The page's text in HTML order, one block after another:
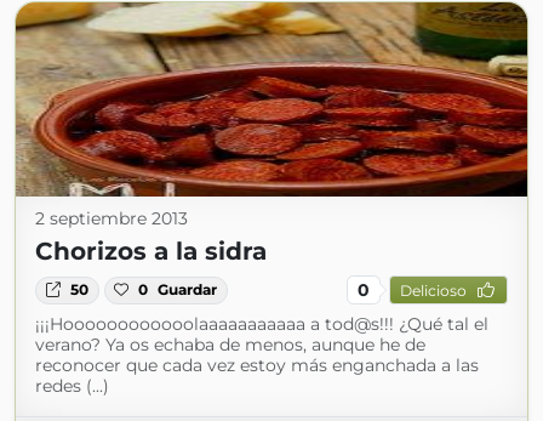
2 septiembre 2013
Chorizos a la sidra
50 0 Guardar 0 Delicioso
¡¡¡Hoooooooooooolaaaaaaaaaaa a tod@s!!! ¿Qué tal el
verano? Ya os echaba de menos, aunque he de
reconocer que cada vez estoy más enganchada a las
redes (...)